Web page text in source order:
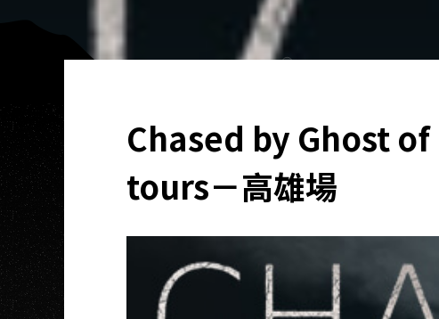
Chased by Ghost of
tours－高雄場